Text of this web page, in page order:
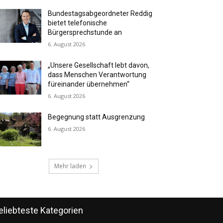
Bundestagsabgeordneter Reddig
bietet telefonische
Bürgersprechstunde an
6. August 2026
„Unsere Gesellschaft lebt davon,
dass Menschen Verantwortung
füreinander übernehmen“
6. August 2026
Begegnung statt Ausgrenzung
6. August 2026
Mehr laden
Kategorien